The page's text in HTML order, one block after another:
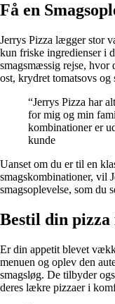
Få en
Jerrys Pizza lægger stor
kun friske ingredienser i
smagsmæssig rejse, hvor
ost, krydret tomatsovs og
“Jerrys Pizza har
for mig og min
kombinationer er
kunde
Uanset om du er til en
smagskombinationer, vil
smagsoplevelse, som du
Bestil din pizza
Er din appetit blevet
menuen og oplev den
smagsløg. De tilbyder
deres lækre pizzaer i